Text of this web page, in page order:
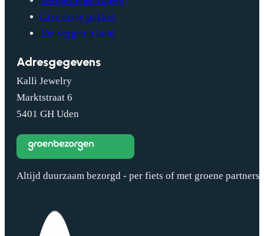
Give away pakket
Het vergeten kind
Adresgegevens
Kalli Jewelry
Marktstraat 6
5401 GH Uden
Altijd duurzaam bezorgd - per fiets of met groene partners